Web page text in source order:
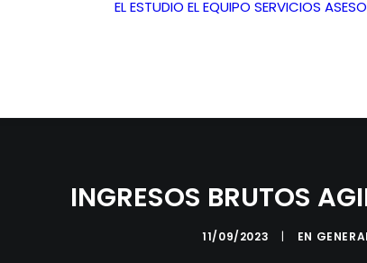
EL ESTUDIO EL EQUIPO SERVICIOS
INGRESOS BRUTOS
11/09/2023 | EN